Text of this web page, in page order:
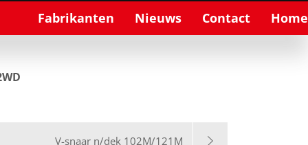
Fabrikanten Nieuws Contact Home
V-snaar n/dek 102M/121M